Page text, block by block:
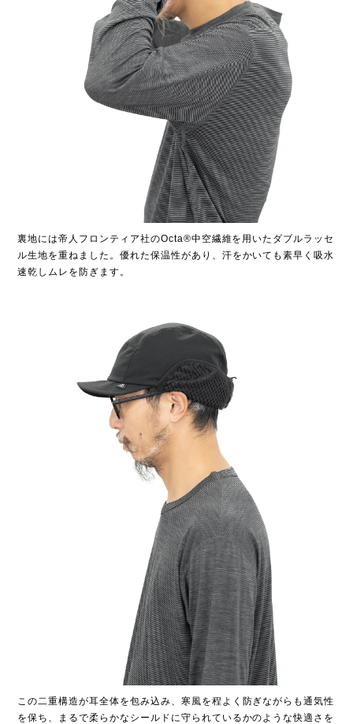
裏地には帝人フロンティア社のOcta®中空繊維を用いたダブルラッセ
ル生地を重ねました。優れた保温性があり、汗をかいても素早く吸水
速乾しムレを防ぎます​。
この二重構造が耳全体を包み込み、寒風を程よく防ぎながらも通気性
を保ち、まるで柔らかなシールドに守られているかのような快適さを